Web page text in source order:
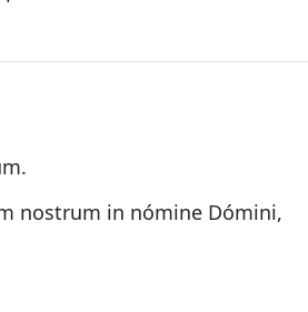
nostrum in nómine Dómini,